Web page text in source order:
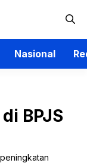
Nasional
BPJS